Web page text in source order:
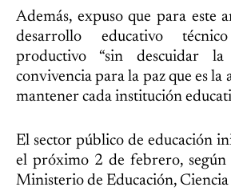
Además, expuso que para este
desarrollo educativo
productivo “sin descuidar
convivencia para la paz que es la
mantener cada institución
El sector público de educación
el próximo 2 de febrero, según
Ministerio de Educación, Ciencia